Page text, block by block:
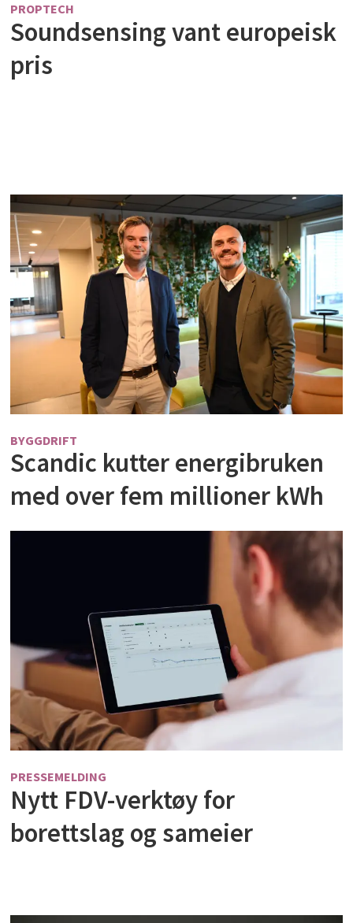
PROPTECH
Soundsensing vant europeisk
pris
BYGGDRIFT
Scandic kutter energibruken
med over fem millioner kWh
PRESSEMELDING
Nytt FDV-verktøy for
borettslag og sameier